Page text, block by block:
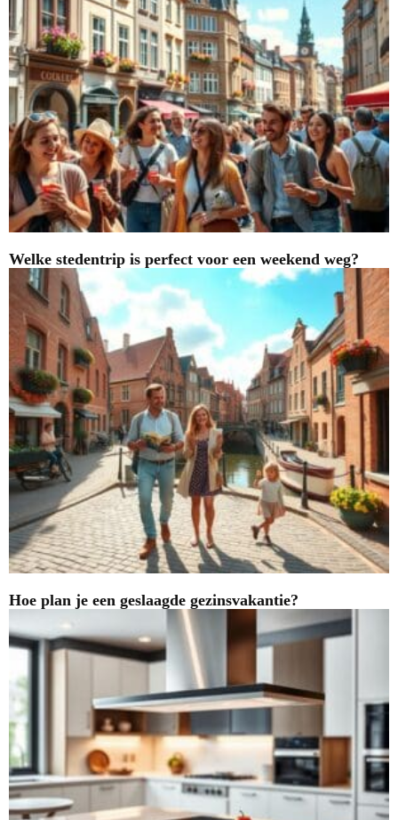
Welke stedentrip is perfect voor een weekend weg?
Hoe plan je een geslaagde gezinsvakantie?